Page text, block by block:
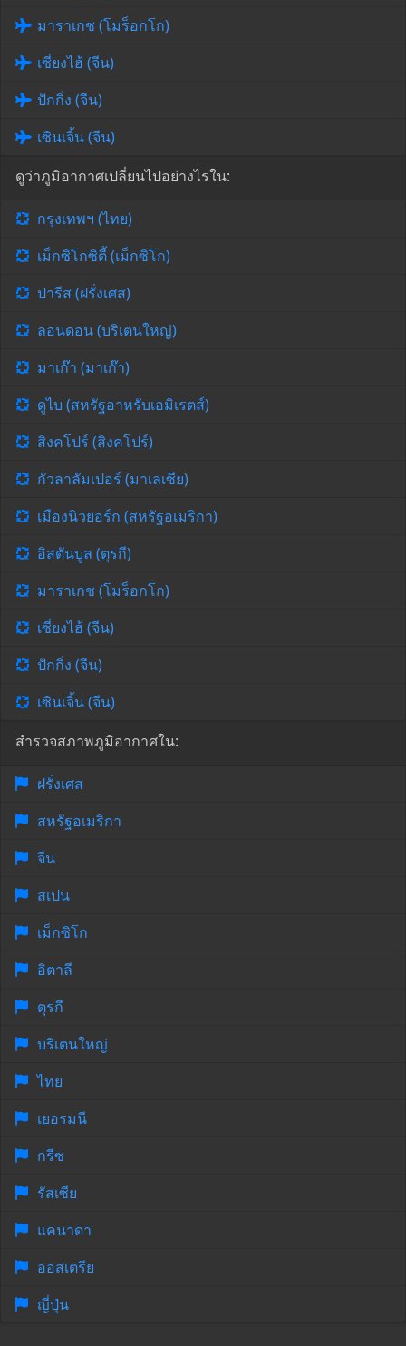
มาราเกช (โมร็อกโก)
เซี่ยงไฮ้ (จีน)
ปักกิ่ง (จีน)
เซินเจิ้น (จีน)
ดูว่าภูมิอากาศเปลี่ยนไปอย่างไรใน:
กรุงเทพฯ (ไทย)
เม็กซิโกซิตี้ (เม็กซิโก)
ปารีส (ฝรั่งเศส)
ลอนดอน (บริเตนใหญ่)
มาเก๊า (มาเก๊า)
ดูไบ (สหรัฐอาหรับเอมิเรตส์)
สิงคโปร์ (สิงคโปร์)
กัวลาลัมเปอร์ (มาเลเซีย)
เมืองนิวยอร์ก (สหรัฐอเมริกา)
อิสตันบูล (ตุรกี)
มาราเกช (โมร็อกโก)
เซี่ยงไฮ้ (จีน)
ปักกิ่ง (จีน)
เซินเจิ้น (จีน)
สำรวจสภาพภูมิอากาศใน:
ฝรั่งเศส
สหรัฐอเมริกา
จีน
สเปน
เม็กซิโก
อิตาลี
ตุรกี
บริเตนใหญ่
ไทย
เยอรมนี
กรีซ
รัสเซีย
แคนาดา
ออสเตรีย
ญี่ปุ่น